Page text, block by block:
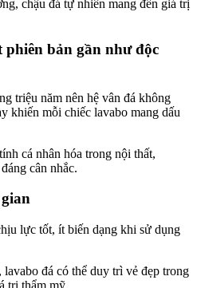
chậu đá tự nhiên mang đến giá trị
phiên bản gần như độc
triệu năm nên hệ vân đá không
khiến mỗi chiếc lavabo mang dấu
cá nhân hóa trong nội thất,
cân nhắc.
lực tốt, ít biến dạng khi sử dụng
đá có thể duy trì vẻ đẹp trong